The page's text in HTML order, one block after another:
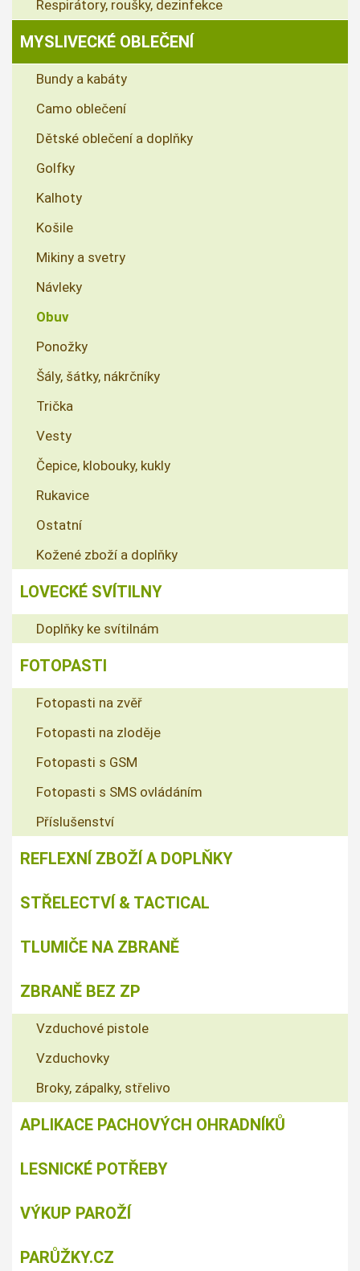
Respirátory, roušky, dezinfekce
MYSLIVECKÉ OBLEČENÍ
Bundy a kabáty
Camo oblečení
Dětské oblečení a doplňky
Golfky
Kalhoty
Košile
Mikiny a svetry
Návleky
Obuv
Ponožky
Šály, šátky, nákrčníky
Trička
Vesty
Čepice, klobouky, kukly
Rukavice
Ostatní
Kožené zboží a doplňky
LOVECKÉ SVÍTILNY
Doplňky ke svítilnám
FOTOPASTI
Fotopasti na zvěř
Fotopasti na zloděje
Fotopasti s GSM
Fotopasti s SMS ovládáním
Příslušenství
REFLEXNÍ ZBOŽÍ A DOPLŇKY
STŘELECTVÍ & TACTICAL
TLUMIČE NA ZBRANĚ
ZBRANĚ BEZ ZP
Vzduchové pistole
Vzduchovky
Broky, zápalky, střelivo
APLIKACE PACHOVÝCH OHRADNÍKŮ
LESNICKÉ POTŘEBY
VÝKUP PAROŽÍ
PARŮŽKY.CZ